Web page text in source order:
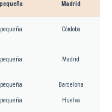
pequeña Madrid
pequeña Córdoba
pequeña Madrid
pequeña Barcelona
pequeña Huelva